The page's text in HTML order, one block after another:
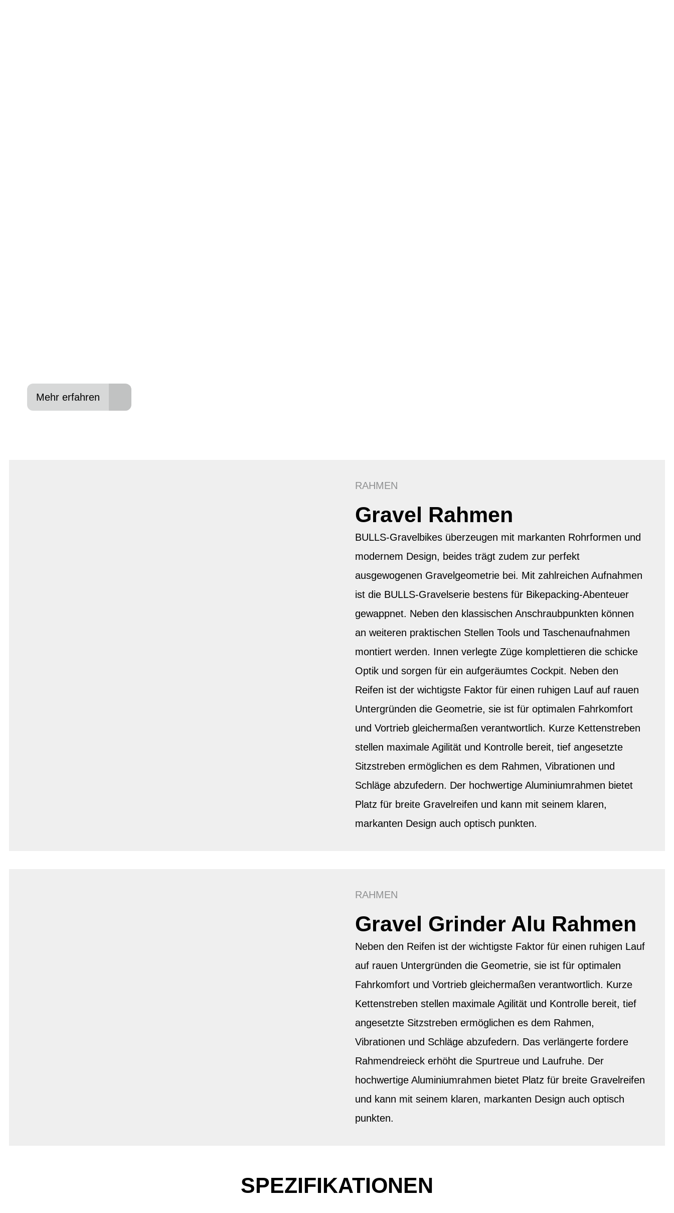
Mehr erfahren
RAHMEN
Gravel Rahmen
BULLS-Gravelbikes überzeugen mit markanten Rohrformen und
modernem Design, beides trägt zudem zur perfekt
ausgewogenen Gravelgeometrie bei. Mit zahlreichen Aufnahmen
ist die BULLS-Gravelserie bestens für Bikepacking-Abenteuer
gewappnet. Neben den klassischen Anschraubpunkten können
an weiteren praktischen Stellen Tools und Taschenaufnahmen
montiert werden. Innen verlegte Züge komplettieren die schicke
Optik und sorgen für ein aufgeräumtes Cockpit. Neben den
Reifen ist der wichtigste Faktor für einen ruhigen Lauf auf rauen
Untergründen die Geometrie, sie ist für optimalen Fahrkomfort
und Vortrieb gleichermaßen verantwortlich. Kurze Kettenstreben
stellen maximale Agilität und Kontrolle bereit, tief angesetzte
Sitzstreben ermöglichen es dem Rahmen, Vibrationen und
Schläge abzufedern. Der hochwertige Aluminiumrahmen bietet
Platz für breite Gravelreifen und kann mit seinem klaren,
markanten Design auch optisch punkten.
RAHMEN
Gravel Grinder Alu Rahmen
Neben den Reifen ist der wichtigste Faktor für einen ruhigen Lauf
auf rauen Untergründen die Geometrie, sie ist für optimalen
Fahrkomfort und Vortrieb gleichermaßen verantwortlich. Kurze
Kettenstreben stellen maximale Agilität und Kontrolle bereit, tief
angesetzte Sitzstreben ermöglichen es dem Rahmen,
Vibrationen und Schläge abzufedern. Das verlängerte fordere
Rahmendreieck erhöht die Spurtreue und Laufruhe. Der
hochwertige Aluminiumrahmen bietet Platz für breite Gravelreifen
und kann mit seinem klaren, markanten Design auch optisch
punkten.
SPEZIFIKATIONEN